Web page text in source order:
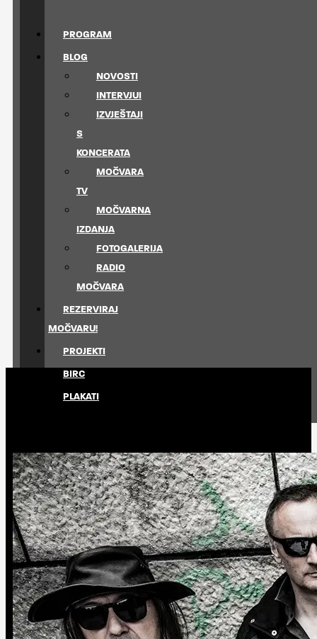
PROGRAM
BLOG
NOVOSTI
INTERVJUI
IZVJEŠTAJI
S
KONCERATA
MOČVARA
TV
MOČVARNA
IZDANJA
FOTOGALERIJA
RADIO
MOČVARA
REZERVIRAJ
MOČVARU!
PROJEKTI
BIRC
PLAKATI